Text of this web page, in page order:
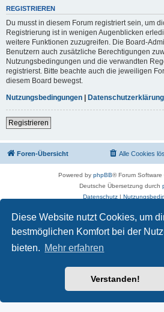
Diese Website nutzt Cookies, um
bestmöglichen Komfort bei der
bieten. Mehr erfahren
Verstanden!
REGISTRIEREN
Du musst in diesem Forum registriert sein, um
Registrierung ist in wenigen Augenblicken
weitere Funktionen zuzugreifen. Die Board-
Benutzern auch zusätzliche Berechtigungen
Nutzungsbedingungen und die verwandten
registrierst. Bitte beachte auch die jeweiligen
diesem Board bewegst.
Nutzungsbedingungen | Datenschutzerklärung
Registrieren
Foren-Übersicht Alle Cookies
Powered by phpBB® Forum
Deutsche Übersetzung durch
Datenschutz|